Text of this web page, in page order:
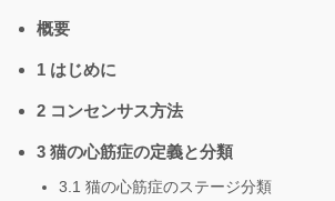
概要
1 はじめに
2 コンセンサス方法
3 猫の心筋症の定義と分類
3.1 猫の心筋症のステージ分類